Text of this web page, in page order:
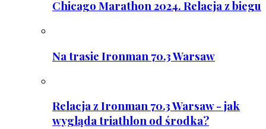
Chicago Marathon 2024. Relacja z biegu
Na trasie Ironman 70.3 Warsaw
Relacja z Ironman 70.3 Warsaw - jak
wygląda triathlon od środka?